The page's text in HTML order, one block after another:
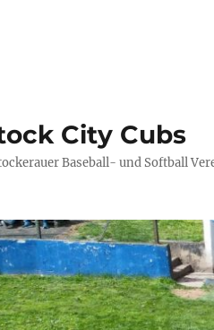
City Cubs
Baseball- und Softball